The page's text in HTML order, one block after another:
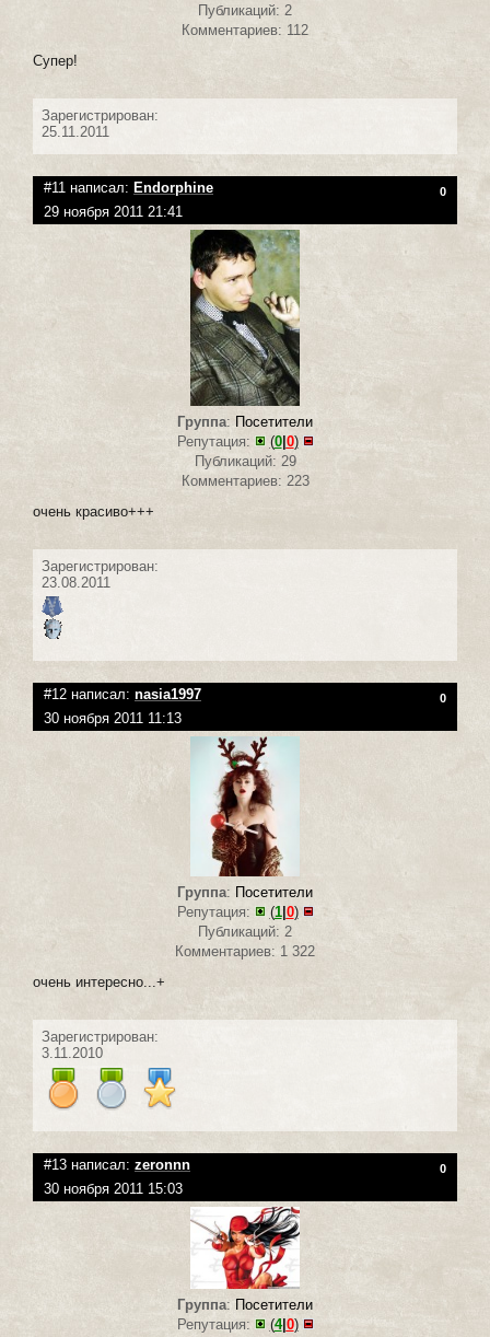
Публикаций: 2
Комментариев: 112
Супер!
Зарегистрирован:
25.11.2011
#11 написал: Endorphine 0
29 ноября 2011 21:41
Группа: Посетители
Репутация:
(0| 0)
Публикаций: 29
Комментариев: 223
очень красиво+++
Зарегистрирован:
23.08.2011
#12 написал: nasia1997 0
30 ноября 2011 11:13
Группа: Посетители
Репутация:
(1| 0)
Публикаций: 2
Комментариев: 1 322
очень интересно...+
Зарегистрирован:
3.11.2010
#13 написал: zeronnn 0
30 ноября 2011 15:03
Группа: Посетители
Репутация:
(4| 0)